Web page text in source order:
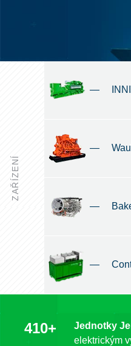
ZAŘÍZENÍ
—
—
—
—
410+ Jednotky
elektrickým